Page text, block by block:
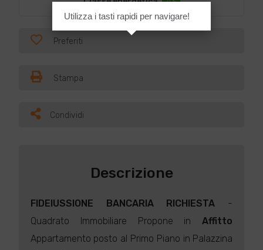
Preferiti
Stampa
Condividi
Descrizione
FIDEIUSSIONE BANCARIA RICHIESTA -
Quadrato Immobiliare Propone inAffitto
Appartamento posto al Primo Piano in Palazzina
Utilizza i tasti rapidi per navigare!